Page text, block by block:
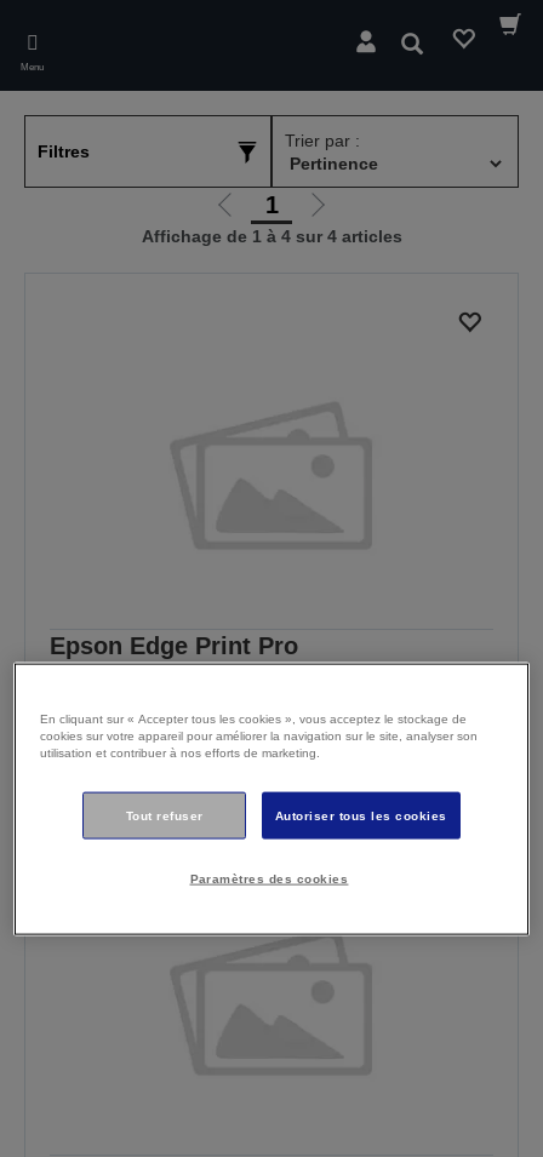
main
content
Menu
Rechercher
Filtres
Trier par :
Aller
à
1
Aller
à
Affichage de 1 à 4 sur 4 articles
Epson Edge Print Pro
Où acheter
En cliquant sur « Accepter tous les cookies », vous acceptez le stockage de
cookies sur votre appareil pour améliorer la navigation sur le site, analyser son
utilisation et contribuer à nos efforts de marketing.
Tout refuser Autoriser tous les cookies
Paramètres des cookies